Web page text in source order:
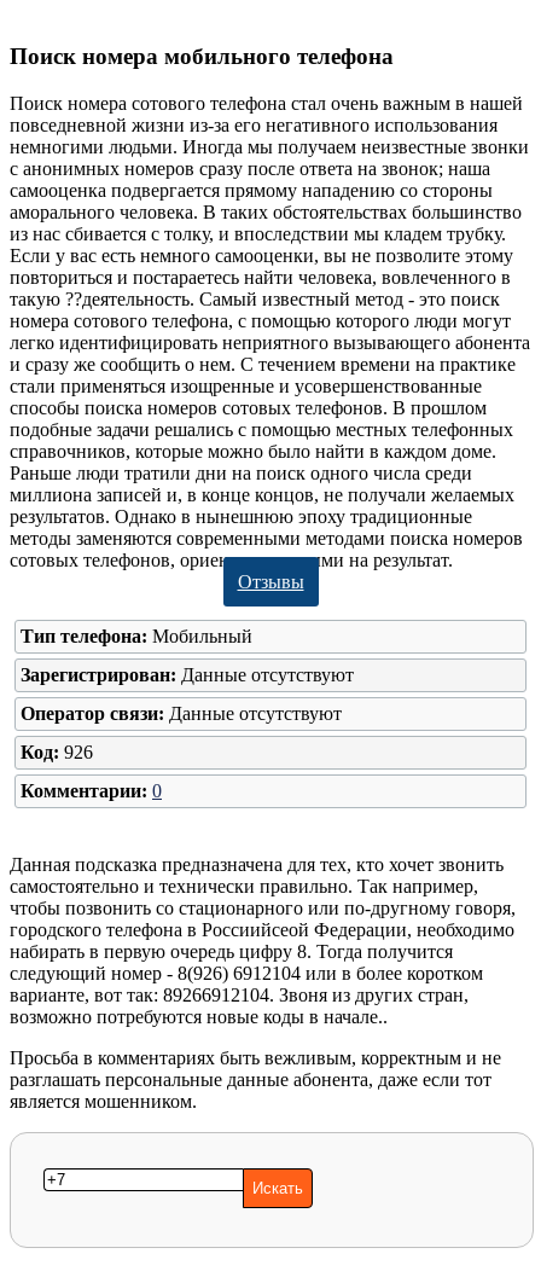
Поиск номера мобильного телефона
Поиск номера сотового телефона стал очень важным в нашей
повседневной жизни из-за его негативного использования
немногими людьми. Иногда мы получаем неизвестные звонки
с анонимных номеров сразу после ответа на звонок; наша
самооценка подвергается прямому нападению со стороны
аморального человека. В таких обстоятельствах большинство
из нас сбивается с толку, и впоследствии мы кладем трубку.
Если у вас есть немного самооценки, вы не позволите этому
повториться и постараетесь найти человека, вовлеченного в
такую ??деятельность. Самый известный метод - это поиск
номера сотового телефона, с помощью которого люди могут
легко идентифицировать неприятного вызывающего абонента
и сразу же сообщить о нем. С течением времени на практике
стали применяться изощренные и усовершенствованные
способы поиска номеров сотовых телефонов. В прошлом
подобные задачи решались с помощью местных телефонных
справочников, которые можно было найти в каждом доме.
Раньше люди тратили дни на поиск одного числа среди
миллиона записей и, в конце концов, не получали желаемых
результатов. Однако в нынешнюю эпоху традиционные
методы заменяются современными методами поиска номеров
сотовых телефонов, ориентированными на результат.
Отзывы
Тип телефона: Мобильный
Зарегистрирован: Данные отсутствуют
Оператор связи: Данные отсутствуют
Код: 926
Комментарии: 0
Данная подсказка предназначена для тех, кто хочет звонить
самостоятельно и технически правильно. Так например,
чтобы позвонить со стационарного или по-другному говоря,
городского телефона в Россиийсеой Федерации, необходимо
набирать в первую очередь цифру 8. Тогда получится
следующий номер - 8(926) 6912104 или в более коротком
варианте, вот так: 89266912104. Звоня из других стран,
возможно потребуются новые коды в начале..
Просьба в комментариях быть вежливым, корректным и не
разглашать персональные данные абонента, даже если тот
является мошенником.